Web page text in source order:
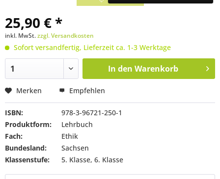
25,90 € *
inkl. MwSt.zzgl. Versandkosten
Sofort versandfertig, Lieferzeit ca. 1-3 Werktage
In den Warenkorb
Merken Empfehlen
ISBN:
978-3-96721-250-1
Produktform:
Lehrbuch
Fach:
Ethik
Bundesland:
Sachsen
Klassenstufe:
5. Klasse, 6. Klasse